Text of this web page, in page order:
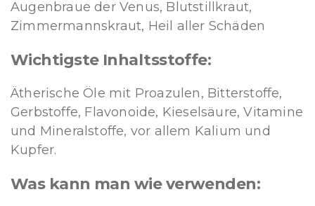
Augenbraue der Venus, Blutstillkraut,
Zimmermannskraut, Heil aller Schäden
Wichtigste Inhaltsstoffe:
Ätherische Öle mit Proazulen, Bitterstoffe,
Gerbstoffe, Flavonoide, Kieselsäure, Vitamine
und Mineralstoffe, vor allem Kalium und
Kupfer.
Was kann man wie verwenden: